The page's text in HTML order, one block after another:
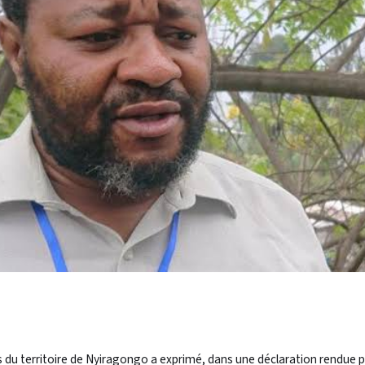
territoire de Nyiragongo a exprimé, dans une déclaration rendue